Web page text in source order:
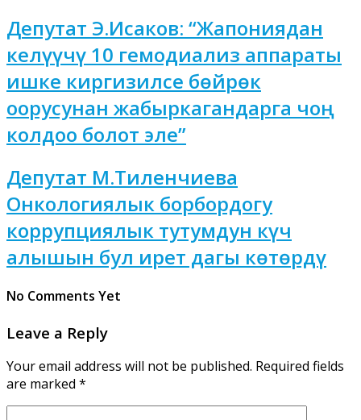
Депутат Э.Исаков: “Жапониядан
келүүчү 10 гемодиализ аппараты
ишке киргизилсе бөйрөк
оорусунан жабыркагандарга чоң
колдоо болот эле”
Депутат М.Тиленчиева
Онкологиялык борбордогу
коррупциялык тутумдун күч
алышын бул ирет дагы көтөрдү
No Comments Yet
Leave a Reply
Your email address will not be published. Required fields
are marked *